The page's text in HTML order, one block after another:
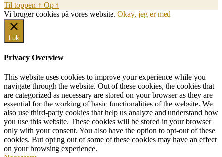
Til toppen ↑ Op ↑
Vi bruger cookies på vores website. Okay, jeg er med
Luk
Privacy Overview
This website uses cookies to improve your experience while you
navigate through the website. Out of these cookies, the cookies that
are categorized as necessary are stored on your browser as they are
essential for the working of basic functionalities of the website. We
also use third-party cookies that help us analyze and understand how
you use this website. These cookies will be stored in your browser
only with your consent. You also have the option to opt-out of these
cookies. But opting out of some of these cookies may have an effect
on your browsing experience.